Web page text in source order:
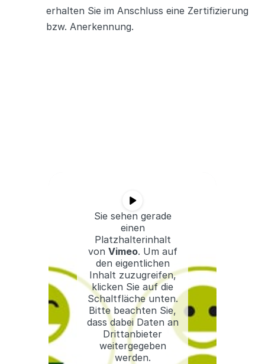
erhalten Sie im Anschluss eine Zertifizierung
bzw. Anerkennung.
Sie sehen gerade
einen
Platzhalterinhalt
von Vimeo. Um auf
den eigentlichen
Inhalt zuzugreifen,
klicken Sie auf die
Schaltfläche unten.
Bitte beachten Sie,
dass dabei Daten an
Drittanbieter
weitergegeben
werden.